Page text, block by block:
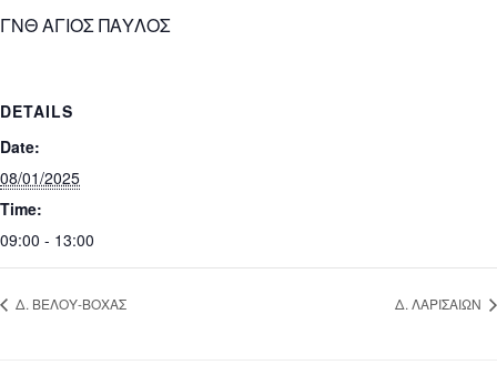
ΓΝΘ ΑΓΙΟΣ ΠΑΥΛΟΣ
DETAILS
Date:
08/01/2025
Time:
09:00 - 13:00
Δ. ΒΕΛΟΥ-ΒΟΧΑΣ Δ. ΛΑΡΙΣΑΙΩΝ